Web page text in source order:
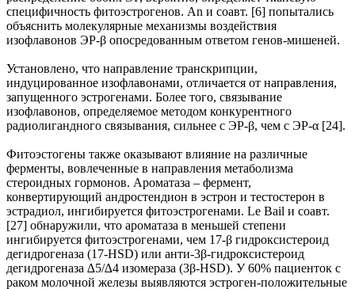
специфичность фитоэстрогенов. An и соавт. [6] попытались
объяснить молекулярные механизмы воздействия
изофлавонов ЭР-β опосредованным ответом генов-мишеней.
Установлено, что направление транскрипции,
индуцированное изофлавонами, отличается от направления,
запущенного эстрогенами. Более того, связывание
изофлавонов, определяемое методом конкурентного
радиолигандного связывания, сильнее с ЭР-β, чем с ЭР-α [24].
Фитоэстогены также оказывают влияние на различные
ферменты, вовлеченные в направления метаболизма
стероидных гормонов. Ароматаза – фермент,
конвертирующий андростендион в эстрон и тестостерон в
эстрадиол, ингибируется фитоэстрогенами. Le Bail и соавт.
[27] обнаружили, что ароматаза в меньшей степени
ингибируется фитоэстрогенами, чем 17-β гидроксистероид
дегидрогеназа (17-HSD) или анти-3β-гидроксистероид
дегидрогеназа ∆5/∆4 изомераза (3β-HSD). У 60% пациенток с
раком молочной железы выявляются эстроген-положительные